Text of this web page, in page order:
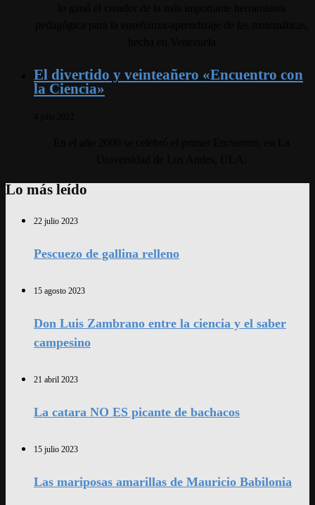
El divertido y veinteañero «Encuentro con
la Ciencia»
Lo más leído
22 julio 2023
Pescuezo de gallina relleno
15 agosto 2023
Don Luis Zambrano entre la ciencia y el saber
campesino
21 abril 2023
La catara NO ES picante de bachacos
15 julio 2023
Las mariposas amarillas de Mauricio Babilonia